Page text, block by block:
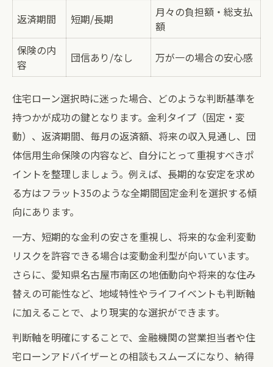
返済期間 短期/長期
月々の負担額・総支払
額
保険の内
容
団信あり/なし 万が一の場合の安心感
住宅ローン選択時に迷った場合、どのような判断基準を
持つかが成功の鍵となります。金利タイプ（固定・変
動）、返済期間、毎月の返済額、将来の収入見通し、団
体信用生命保険の内容など、自分にとって重視すべきポ
イントを整理しましょう。例えば、長期的な安定を求め
る方はフラット35のような全期間固定金利を選択する傾
向にあります。
一方、短期的な金利の安さを重視し、将来的な金利変動
リスクを許容できる場合は変動金利型が向いています。
さらに、愛知県名古屋市南区の地価動向や将来的な住み
替えの可能性など、地域特性やライフイベントも判断軸
に加えることで、より現実的な選択ができます。
判断軸を明確にすることで、金融機関の営業担当者や住
宅ローンアドバイザーとの相談もスムーズになり、納得